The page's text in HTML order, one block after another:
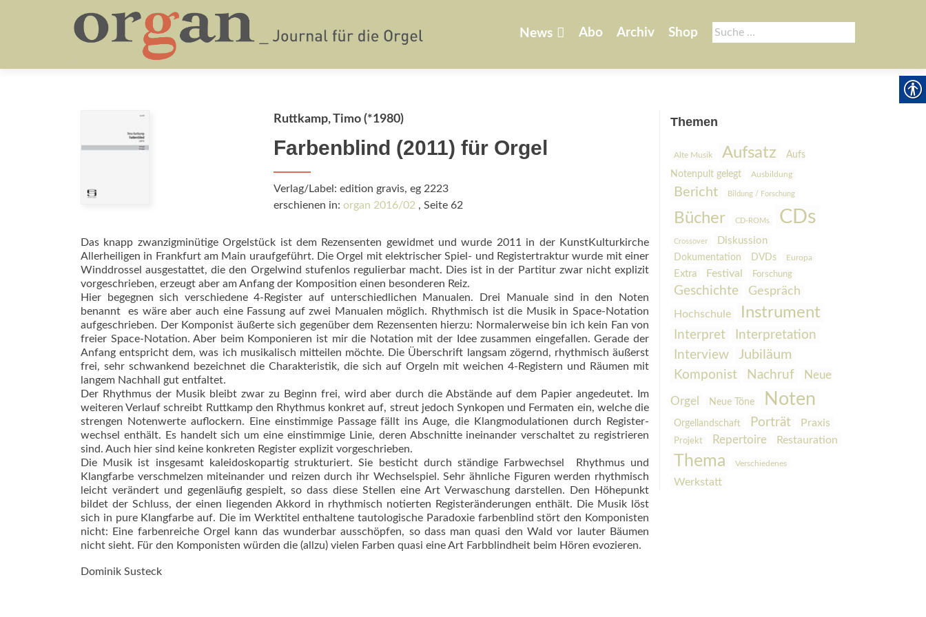
Suche
nach:
springen
News Abo Archiv Shop
Ruttkamp, Timo (*1980)
Farbenblind (2011) für Orgel
Verlag/Label: edition gravis, eg 2223
erschienen in: organ 2016/02 , Seite 62
Das knapp zwanzigminütige Orgelstück ist dem Rezensenten gewidmet und wurde 2011 in der KunstKul­turkirche
Allerheiligen in Frankfurt am Main uraufgeführt. Die Orgel mit elektrischer Spiel- und Regis­tertraktur wurde mit einer
Winddrossel ausgestattet, die den Orgelwind stufenlos regulierbar macht. Dies ist in der Partitur zwar nicht explizit
vorgeschrieben, erzeugt aber am Anfang der Komposition einen besonderen Reiz.
Hier begegnen sich verschiedene 4-Register auf unterschiedlichen Manualen. Drei Manuale sind in den Noten
benannt  es wäre aber auch eine Fassung auf zwei Manualen möglich. Rhythmisch ist die Musik in Space-Notation
aufgeschrieben. Der Komponist äußerte sich gegenüber dem Rezensenten hierzu: Normalerweise bin ich kein Fan von
freier Space-Notation. Aber beim Komponieren ist mir die Notation mit der Idee zusammen eingefallen. Gerade der
Anfang entspricht dem, was ich musikalisch mitteilen möchte. Die Überschrift langsam zögernd, rhythmisch äußerst
frei, sehr schwankend bezeichnet die Charakteristik, die sich auf Orgeln mit weichen 4-Regis­tern und Räumen mit
langem Nachhall gut entfaltet.
Der Rhythmus der Musik bleibt zwar zu Beginn frei, wird aber durch die Abstände auf dem Papier angedeutet. Im
weiteren Verlauf schreibt Ruttkamp den Rhythmus konkret auf, streut jedoch Synkopen und Fermaten ein, welche die
strengen Notenwerte auflockern. Eine einstimmige Passage fällt ins Auge, die Klangmodulationen durch Regis­ter­
wechsel enthält. Es handelt sich um eine einstimmige Linie, deren Abschnitte ineinander verschaltet zu registrieren
sind. Auch hier sind keine konkreten Register explizit vorgeschrieben.
Die Musik ist insgesamt kaleidoskopartig strukturiert. Sie besticht durch ständige Farbwechsel  Rhythmus und
Klangfarbe verschmelzen miteinander und reizen durch ihr Wechselspiel. Sehr ähn­liche Figuren werden rhythmisch
leicht verändert und gegenläufig gespielt, so dass diese Stellen eine Art Verwaschung darstellen. Den Höhepunkt
bildet der Schluss, der einen liegenden Akkord in rhythmisch notierten Registeränderungen enthält. Die Musik löst
sich in pure Klangfarbe auf. Die im Werktitel enthaltene tautologische Paradoxie farbenblind stört den Komponis­ten
nicht: Eine farbenreiche Orgel kann das wunderbar ausschöpfen, so dass man quasi den Wald vor lauter Bäumen
nicht sieht. Für den Komponisten würden die (allzu) vielen Farben quasi eine Art Farbblindheit beim Hören evozieren.
Dominik Susteck
Themen
Alte Musik Aufsatz
Aufs
Notenpult gelegt
Ausbildung
Bericht Bildung / Forschung
Bücher CD-ROMs CDs
Crossover Diskussion
Dokumentation DVDs Europa
Extra Festival Forschung
Geschichte Gespräch
Hochschule Instrument
Interpret
Interpretation
Interview
Jubiläum
Komponist
Nachruf Neue
Orgel Neue Töne Noten
Orgellandschaft Porträt Praxis
Projekt Repertoire Restauration
Thema Verschiedenes
Werkstatt